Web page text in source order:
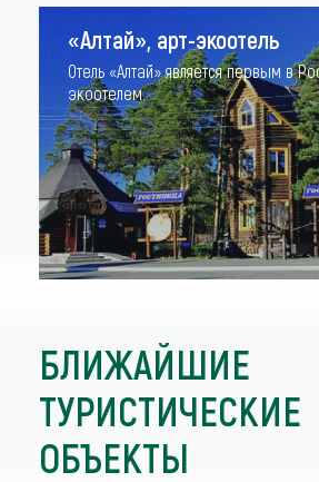
«Алтай», арт-экоотель
Отель «Алтай» является первым в
экоотелем.
БЛИЖАЙШИЕ
ТУРИСТИЧЕСКИЕ
ОБЪЕКТЫ